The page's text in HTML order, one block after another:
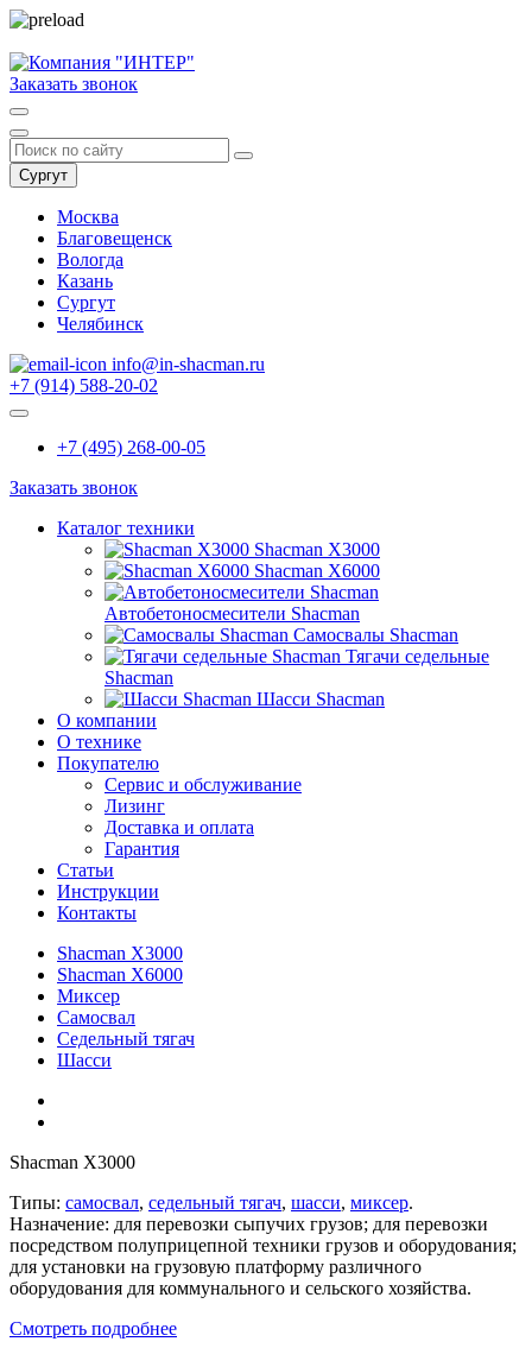
Заказать звонок
Сургут
Москва
Благовещенск
Вологда
Казань
Сургут
Челябинск
info@in-shacman.ru
+7 (914) 588-20-02
+7 (495) 268-00-05
Заказать звонок
Каталог техники
Shacman X3000
Shacman X6000
Автобетоносмесители Shacman
Самосвалы Shacman
Тягачи седельные
Shacman
Шасси Shacman
О компании
О технике
Покупателю
Сервис и обслуживание
Лизинг
Доставка и оплата
Гарантия
Статьи
Инструкции
Контакты
Shacman X3000
Shacman X6000
Миксер
Самосвал
Седельный тягач
Шасси
Shacman X3000
Типы: самосвал, седельный тягач, шасси, миксер.
Назначение: для перевозки сыпучих грузов; для перевозки
посредством полуприцепной техники грузов и оборудования;
для установки на грузовую платформу различного
оборудования для коммунального и сельского хозяйства.
Смотреть подробнее